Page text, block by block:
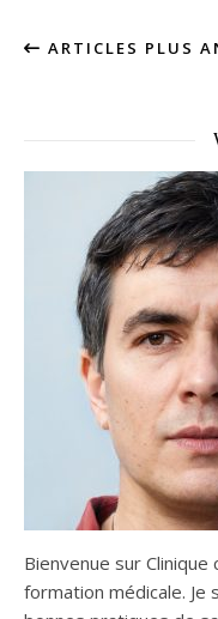
ARTICLES PLUS
Bienvenue sur
formation médicale.